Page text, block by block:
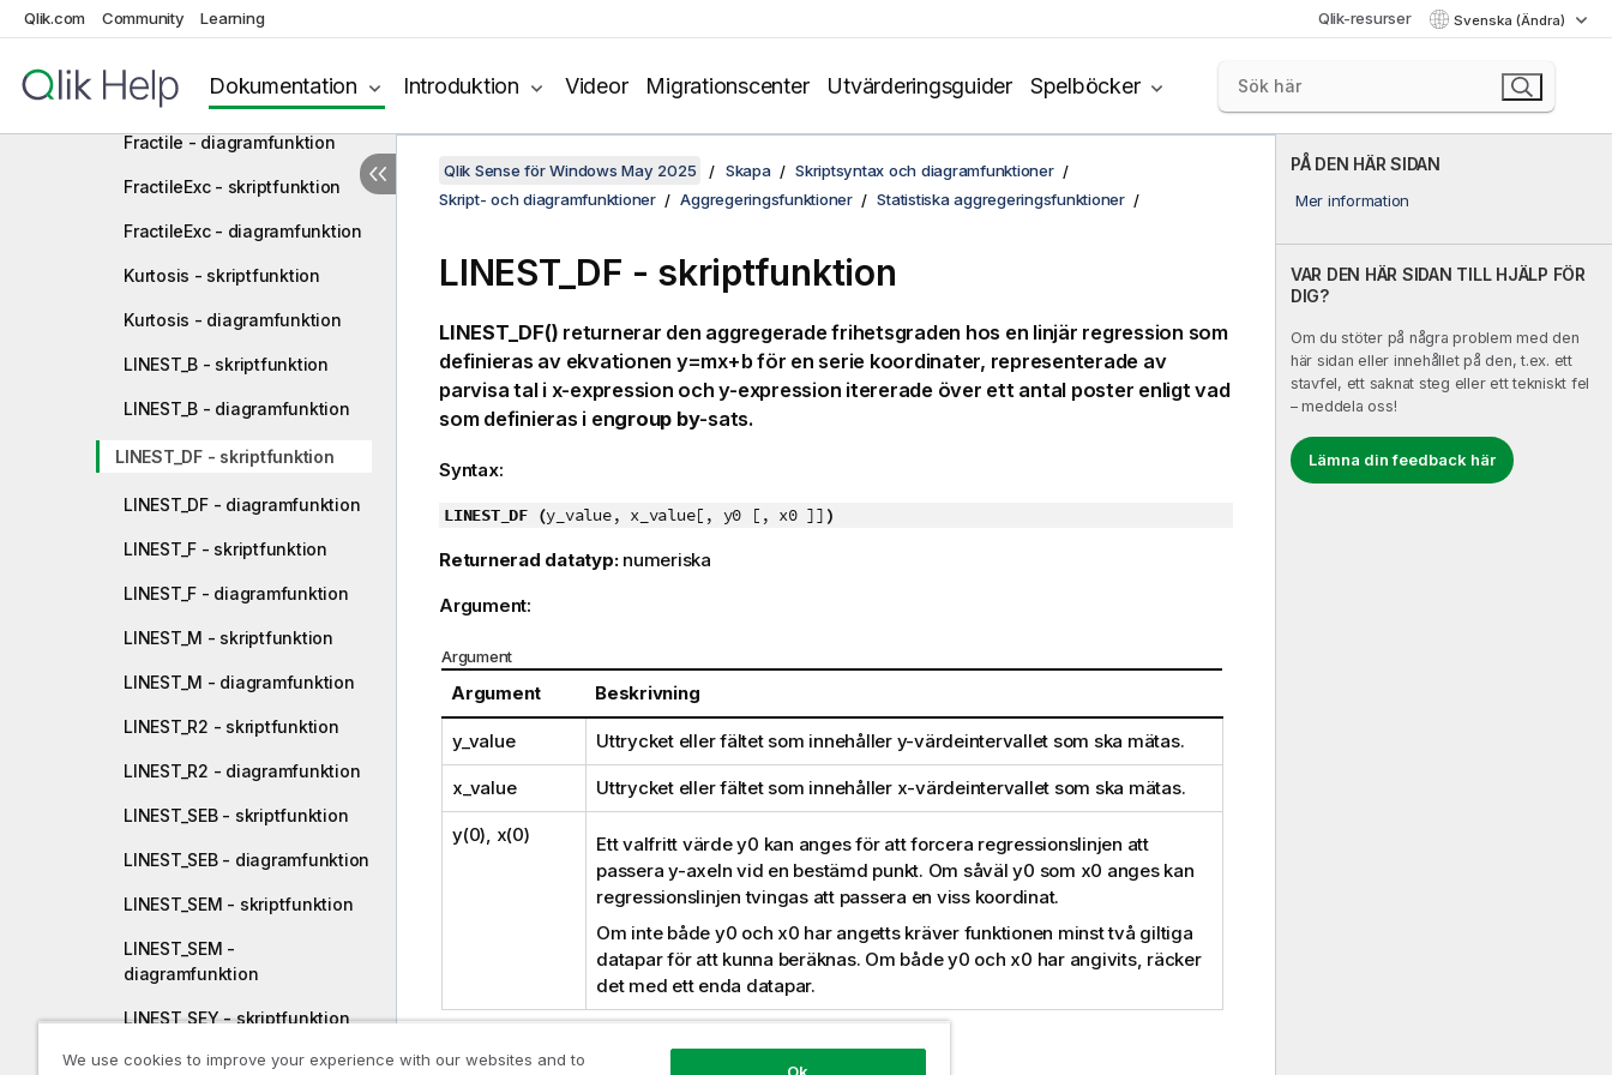
Qlik.com Community Learning Qlik-resurser Svenska (Ändra)
Dokumentation Introduktion Videor Migrationscenter Utvärderingsguider Spelböcker
Correl - skriptfunktion
Fractile - skriptfunktion
Fractile - diagramfunktion
FractileExc - skriptfunktion
FractileExc - diagramfunktion
Kurtosis - skriptfunktion
Kurtosis - diagramfunktion
LINEST_B - skriptfunktion
LINEST_B - diagramfunktion
LINEST_DF - skriptfunktion
LINEST_DF - diagramfunktion
LINEST_F - skriptfunktion
LINEST_F - diagramfunktion
LINEST_M - skriptfunktion
LINEST_M - diagramfunktion
LINEST_R2 - skriptfunktion
LINEST_R2 - diagramfunktion
LINEST_SEB - skriptfunktion
LINEST_SEB - diagramfunktion
LINEST_SEM - skriptfunktion
LINEST_SEM -
diagramfunktion
LINEST_SEY - skriptfunktion
LINEST_SEY - diagramfunktion
PÅ DEN HÄR SIDAN
Mer information
VAR DEN HÄR SIDAN TILL HJÄLP FÖR
DIG?
Om du stöter på några problem med den
här sidan eller innehållet på den, t.ex. ett
stavfel, ett saknat steg eller ett tekniskt fel
– meddela oss!
Lämna din feedback här
Qlik Sense för Windows May 2025 Skapa
Skriptsyntax och diagramfunktioner
Skript- och diagramfunktioner
Aggregeringsfunktioner Statistiska aggregeringsfunktioner
LINEST_DF - skriptfunktion
LINEST_DF() returnerar den aggregerade frihetsgraden hos en linjär regression som
definieras av ekvationen y=mx+bför en serie koordinater, representerade av
parvisa tal i x-expression ochy-expression itererade över ett antal poster enligt vad
som definieras i engroup by-sats.
Syntax:
LINEST_DF (y_value, x_value[, y0 [, x0 ]] )
Returnerad datatyp: numeriska
Argument:
Argument
Argument Beskrivning
y_value Uttrycket eller fältet som innehåller y-värdeintervallet som ska mätas.
x_value Uttrycket eller fältet som innehåller x-värdeintervallet som ska mätas.
y(0), x(0) Ett valfritt värdey0 kan anges för att forcera regressionslinjen att
passera y-axeln vid en bestämd punkt. Om såväly0 som x0 anges kan
regressionslinjen tvingas att passera en viss koordinat.
Om inte både y0 och x0 har angetts kräver funktionen minst två giltiga
datapar för att kunna beräknas. Om bådey0 och x0 har angivits, räcker
det med ett enda datapar.
Begränsningar:
We use cookies to improve your experience with our websites and to